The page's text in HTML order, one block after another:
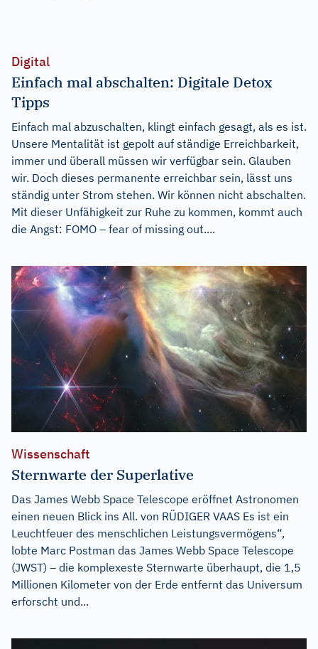
Digital
Einfach mal abschalten: Digitale Detox
Tipps
Einfach mal abzuschalten, klingt einfach gesagt, als es ist.
Unsere Mentalität ist gepolt auf ständige Erreichbarkeit,
immer und überall müssen wir verfügbar sein. Glauben
wir. Doch dieses permanente erreichbar sein, lässt uns
ständig unter Strom stehen. Wir können nicht abschalten.
Mit dieser Unfähigkeit zur Ruhe zu kommen, kommt auch
die Angst: FOMO – fear of missing out....
Wissenschaft
Sternwarte der Superlative
Das James Webb Space Telescope eröffnet Astronomen
einen neuen Blick ins All. von RÜDIGER VAAS Es ist ein
Leuchtfeuer des menschlichen Leistungsvermögens“,
lobte Marc Postman das James Webb Space Telescope
(JWST) – die komplexeste Sternwarte überhaupt, die 1,5
Millionen Kilometer von der Erde entfernt das Universum
erforscht und...